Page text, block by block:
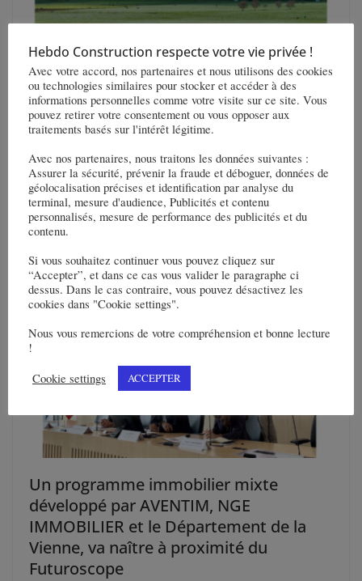
réaliser 12 km d’une nouvelle autoroute
à 4 voies en Nouvelle-Zélande
1 octobre 2025
Un programme immobilier mixte
développé par AVENTIM, NGE
IMMOBILIER et le Département de la
Vienne, va naître à proximité du
Futuroscope
Hebdo Construction respecte votre vie privée !
Avec votre accord, nos partenaires et nous utilisons des cookies
ou technologies similaires pour stocker et accéder à des
informations personnelles comme votre visite sur ce site. Vous
pouvez retirer votre consentement ou vous opposer aux
traitements basés sur l'intérêt légitime.
Avec nos partenaires, nous traitons les données suivantes :
Assurer la sécurité, prévenir la fraude et déboguer, données de
géolocalisation précises et identification par analyse du
terminal, mesure d'audience, Publicités et contenu
personnalisés, mesure de performance des publicités et du
contenu.
Si vous souhaitez continuer vous pouvez cliquez sur
“Accepter”, et dans ce cas vous valider le paragraphe ci
dessus. Dans le cas contraire, vous pouvez désactivez les
cookies dans "Cookie settings".
Nous vous remercions de votre compréhension et bonne lecture
!
Cookie settings
ACCEPTER